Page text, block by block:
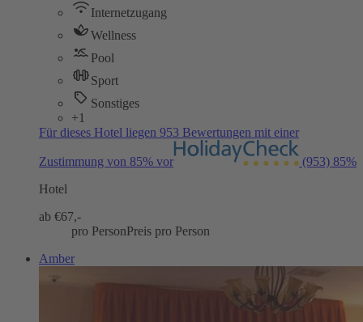
Internetzugang
Wellness
Pool
Sport
Sonstiges
+1
Für dieses Hotel liegen 953 Bewertungen mit einer
Zustimmung von 85% vor (953) 85%
Hotel
ab €67,-
pro PersonPreis pro Person
Amber